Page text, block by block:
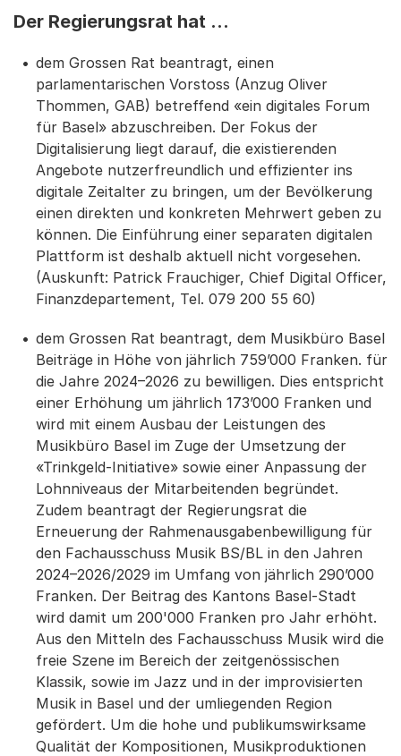
Der Regierungsrat hat …
dem Grossen Rat beantragt, einen
parlamentarischen Vorstoss (Anzug Oliver
Thommen, GAB) betreffend «ein digitales Forum
für Basel» abzuschreiben. Der Fokus der
Digitalisierung liegt darauf, die existierenden
Angebote nutzerfreundlich und effizienter ins
digitale Zeitalter zu bringen, um der Bevölkerung
einen direkten und konkreten Mehrwert geben zu
können. Die Einführung einer separaten digitalen
Plattform ist deshalb aktuell nicht vorgesehen.
(Auskunft: Patrick Frauchiger, Chief Digital Officer,
Finanzdepartement, Tel. 079 200 55 60)
dem Grossen Rat beantragt, dem Musikbüro Basel
Beiträge in Höhe von jährlich 759’000 Franken. für
die Jahre 2024–2026 zu bewilligen. Dies entspricht
einer Erhöhung um jährlich 173’000 Franken und
wird mit einem Ausbau der Leistungen des
Musikbüro Basel im Zuge der Umsetzung der
«Trinkgeld-Initiative» sowie einer Anpassung der
Lohnniveaus der Mitarbeitenden begründet.
Zudem beantragt der Regierungsrat die
Erneuerung der Rahmenausgabenbewilligung für
den Fachausschuss Musik BS/BL in den Jahren
2024–2026/2029 im Umfang von jährlich 290’000
Franken. Der Beitrag des Kantons Basel-Stadt
wird damit um 200'000 Franken pro Jahr erhöht.
Aus den Mitteln des Fachausschuss Musik wird die
freie Szene im Bereich der zeitgenössischen
Klassik, sowie im Jazz und in der improvisierten
Musik in Basel und der umliegenden Region
gefördert. Um die hohe und publikumswirksame
Qualität der Kompositionen, Musikproduktionen